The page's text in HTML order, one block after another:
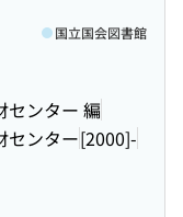
センター 編
センター[2000]-
国立国会図書館